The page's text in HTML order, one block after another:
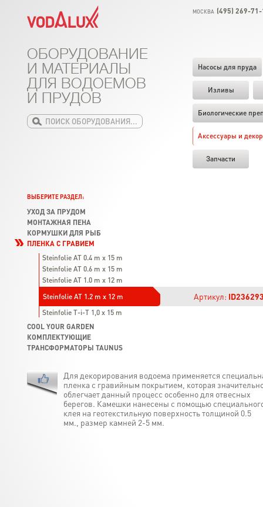
МОСКВА (495) 269-
Насосы для пруда
Изливы
Биологические
Аксессуары и декор
Запчасти
ОБОРУДОВАНИЕ
И МАТЕРИАЛЫ
ДЛЯ ВОДОЕМОВ
И ПРУДОВ
ВЫБЕРИТЕ РАЗДЕЛ:
УХОД ЗА ПРУДОМ
МОНТАЖНАЯ ПЕНА
КОРМУШКИ ДЛЯ РЫБ
ПЛЕНКА С ГРАВИЕМ
Steinfolie AT 0.4 m x 15 m
Steinfolie AT 0.6 m x 15 m
Steinfolie AT 1.0 m x 12 m
Steinfolie AT 1.2 m x 12 m
Артикул:
Steinfolie T-i-T 1,0 х 15 m
COOL YOUR GARDEN
КОМПЛЕКТУЮЩИЕ
ТРАНСФОРМАТОРЫ TAUNUS
Для декорирования водоема применяется
пленка с гравийным покрытием, которая
облегчает данный процесс особенно для отвесных
берегов. Камешки нанесены с помощью
клея на геотекстильную поверхность толщиной 0.5
мм., размер камней 2-5 мм.